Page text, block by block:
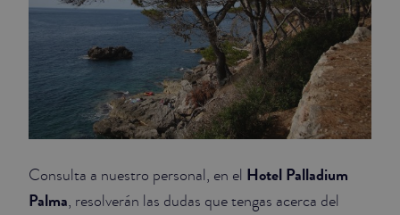
Consulta a nuestro personal, en el Hotel Palladium
Palma, resolverán las dudas que tengas acerca del